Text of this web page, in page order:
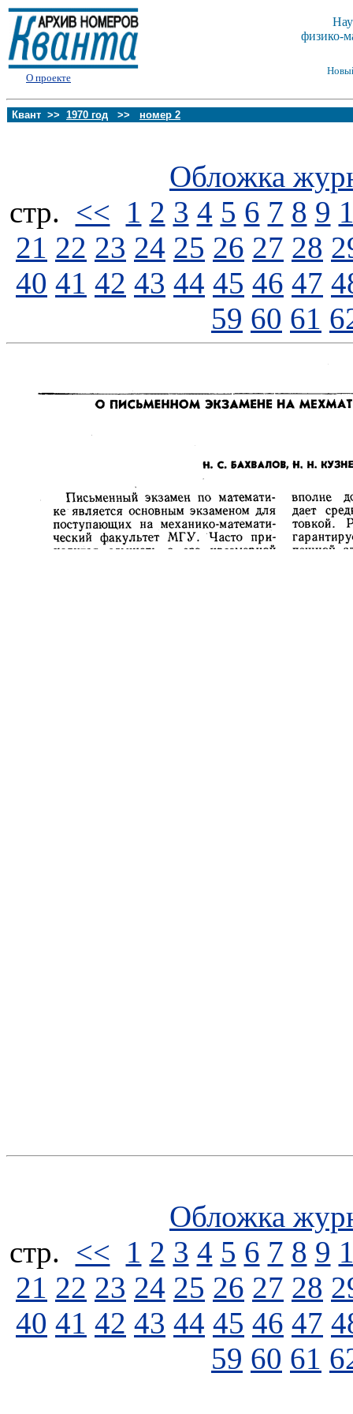
О проекте
физико-
Квант >> 1970 год >> номер 2
Обложка
стp. << 1 2 3 4 5 6 7 8 9
21 22 23 24 25 26 27 28
40 41 42 43 44 45 46 47
59 60 61
Обложка
стp. << 1 2 3 4 5 6 7 8 9
21 22 23 24 25 26 27 28
40 41 42 43 44 45 46 47
59 60 61